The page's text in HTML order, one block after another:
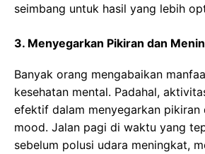
seimbang untuk hasil yang lebih
3. Menyegarkan Pikiran dan
Banyak orang mengabaikan
kesehatan mental. Padahal,
efektif dalam menyegarkan pikiran
mood. Jalan pagi di waktu yang
sebelum polusi udara meningkat,